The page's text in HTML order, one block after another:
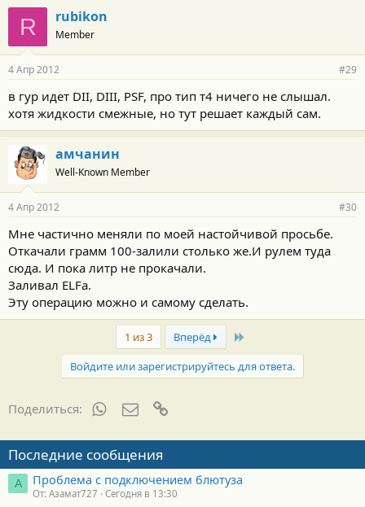
R rubikon
Member
4 Апр 2012 #29
в гур идет DII, DIII, PSF, про тип т4 ничего не слышал.
хотя жидкости смежные, но тут решает каждый сам.
амчанин
Well-Known Member
4 Апр 2012 #30
Мне частично меняли по моей настойчивой просьбе.
Откачали грамм 100-залили столько же.И рулем туда
сюда. И пока литр не прокачали.
Заливал ELFa.
Эту операцию можно и самому сделать.
1 из 3 Вперёд Last
Войдите или зарегистрируйтесь для ответа.
Поделиться: WhatsAppЭлектронная почта
Последние сообщения
А Проблема с подключением блютуза
От: Азамат727 Сегодня в 13:30